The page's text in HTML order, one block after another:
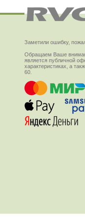
Заметили ошибку,
Обращаем Ваше
является публичной
характеристиках, а
60.